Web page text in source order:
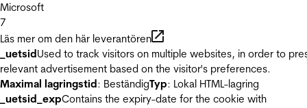
Microsoft
7
Läs mer om den här leverantören
_uetsidUsed to track visitors on multiple websites, in order to
relevant advertisement based on the visitor's preferences.
Maximal lagringstid: BeständigTyp: Lokal HTML-lagring
_uetsid_expContains the expiry-date for the cookie with